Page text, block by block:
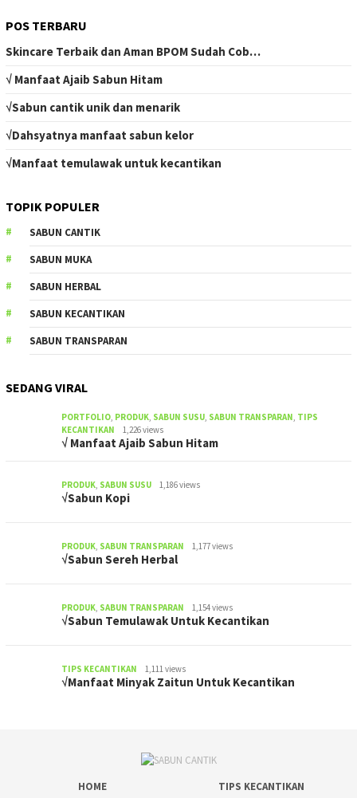
POS TERBARU
Skincare Terbaik dan Aman BPOM Sudah Cob…
√ Manfaat Ajaib Sabun Hitam
√Sabun cantik unik dan menarik
√Dahsyatnya manfaat sabun kelor
√Manfaat temulawak untuk kecantikan
TOPIK POPULER
SABUN CANTIK
SABUN MUKA
SABUN HERBAL
SABUN KECANTIKAN
SABUN TRANSPARAN
SEDANG VIRAL
PORTFOLIO PRODUK SABUN SUSU SABUN TRANSPARAN TIPS
KECANTIKAN
1,226 views
√ Manfaat Ajaib Sabun Hitam
PRODUK SABUN SUSU 1,186 views
√Sabun Kopi
PRODUK SABUN TRANSPARAN 1,177 views
√Sabun Sereh Herbal
PRODUK SABUN TRANSPARAN 1,154 views
√Sabun Temulawak Untuk Kecantikan
TIPS KECANTIKAN 1,111 views
√Manfaat Minyak Zaitun Untuk Kecantikan
HOME TIPS KECANTIKAN